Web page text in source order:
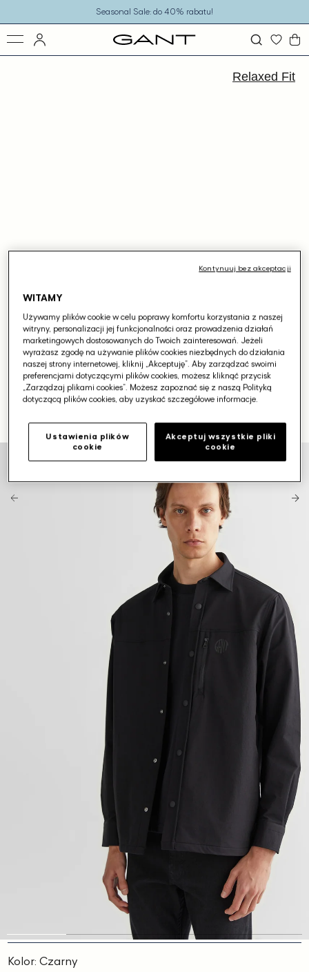
Seasonal Sale: do 40% rabatu!
Relaxed Fit
Otwórz
media
galerii
Slajd
Slajd
Slajd
Slajd
Slajd
Kolor:Czarny
WITAMY
Używamy plików cookie w celu poprawy komfortu korzystania z naszej
witryny, personalizacji jej funkcjonalności oraz prowadzenia działań
marketingowych dostosowanych do Twoich zainteresowań. Jeżeli
wyrażasz zgodę na używanie plików cookies niezbędnych do działania
naszej strony internetowej, kliknij „Akceptuję”. Aby zarządzać swoimi
preferencjami dotyczącymi plików cookies, możesz kliknąć przycisk
„Zarządzaj plikami cookies”. Możesz zapoznać się z naszą Polityką
dotyczącą plików cookies, aby uzyskać szczegółowe informacje.
Ustawienia plików
cookie
Akceptuj wszystkie pliki
cookie
Kontynuuj bez akceptacji